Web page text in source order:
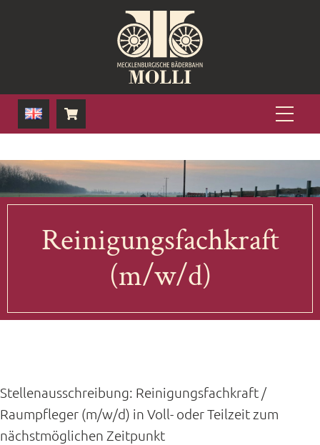
Reinigungsfachkraft
(m/w/d)
Stellenausschreibung: Reinigungsfachkraft /
Raumpfleger (m/w/d) in Voll- oder Teilzeit zum
nächstmöglichen Zeitpunkt